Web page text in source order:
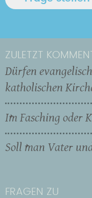
ZULETZT
Dürfen
katholischen
Im Fasching oder
Soll man Vater
FRAGEN ZU